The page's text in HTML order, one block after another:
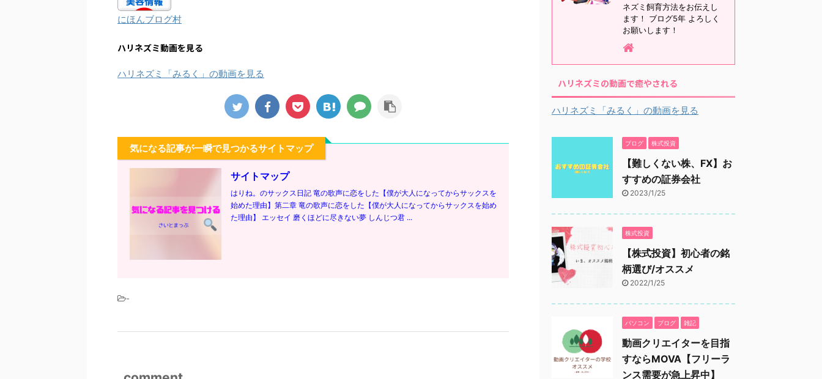
にほんブログ村
ハリネズミ動画を見る
ハリネズミ「みるく」の動画を見る
気になる記事が一瞬で見つかるサイトマップ
サイトマップ
はりね。のサックス日記 竜の歌声に恋をした【僕が大人になってからサックスを
始めた理由】第二章 竜の歌声に恋をした【僕が大人になってからサックスを始め
た理由】 エッセイ 磨くほどに尽きない夢 しんじつ君 ...
-
ネズミ飼育方法をお伝えし
ます！ ブログ5年 よろしく
お願いします！
ハリネズミの動画で癒やされる
ハリネズミ「みるく」の動画を見る
ブログ 株式投資
【難しくない株、FX】お
すすめの証券会社
2023/1/25
株式投資
【株式投資】初心者の銘
柄選び/オススメ
2022/1/25
パソコン ブログ 雑記
動画クリエイターを目指
すならMOVA【フリーラ
ンス需要が急上昇中】